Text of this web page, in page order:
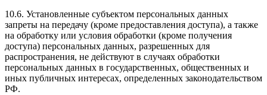
10.6. Установленные субъектом персональных данных
запреты на передачу (кроме предоставления доступа), а также
на обработку или условия обработки (кроме получения
доступа) персональных данных, разрешенных для
распространения, не действуют в случаях обработки
персональных данных в государственных, общественных и
иных публичных интересах, определенных законодательством
РФ.